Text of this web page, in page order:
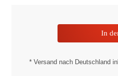
* Versand nach Deutschland